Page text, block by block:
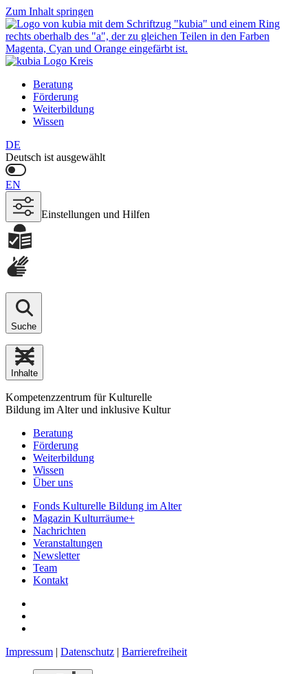
Zum Inhalt springen
Beratung
Förderung
Weiterbildung
Wissen
DE
Deutsch ist ausgewählt
EN
Einstellungen und Hilfen
Suche
Inhalte
Kompetenzzentrum für Kulturelle
Bildung im Alter und inklusive Kultur
Beratung
Förderung
Weiterbildung
Wissen
Über uns
Fonds Kulturelle Bildung im Alter
Magazin Kulturräume+
Nachrichten
Veranstaltungen
Newsletter
Team
Kontakt
Impressum | Datenschutz | Barrierefreiheit